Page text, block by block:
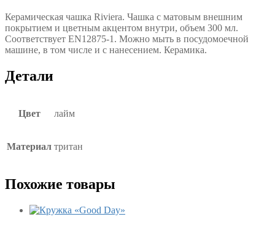
Керамическая чашка Riviera. Чашка с матовым внешним
покрытием и цветным акцентом внутри, объем 300 мл.
Соответствует EN12875-1. Можно мыть в посудомоечной
машине, в том числе и с нанесением. Керамика.
Детали
Цвет лайм
Материал тритан
Похожие товары